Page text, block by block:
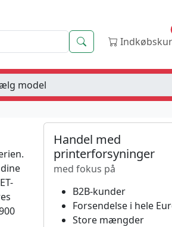
Handel med
printerforsyninger
med fokus på
B2B-kunder
Forsendelse i hele
Store mængder